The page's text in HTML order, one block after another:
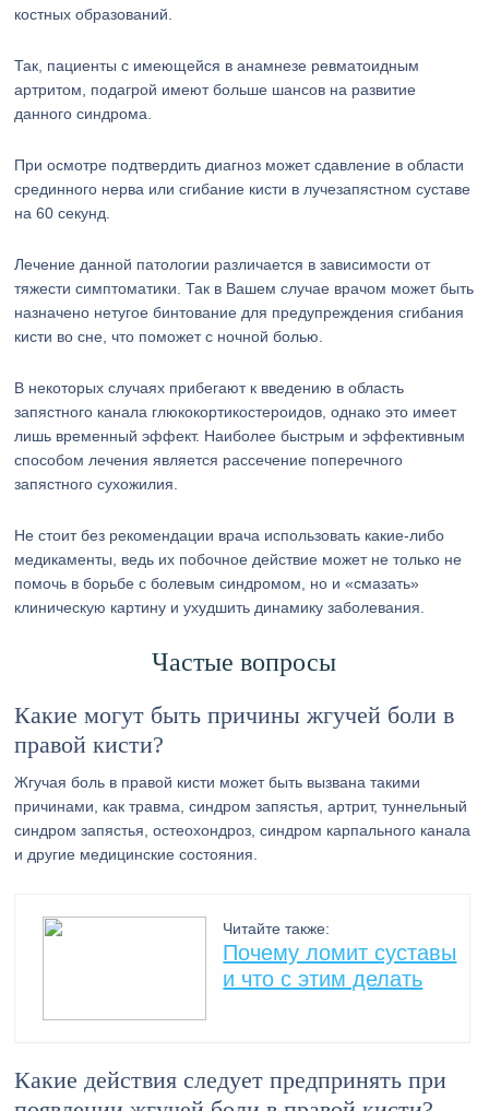
костных образований.
Так, пациенты с имеющейся в анамнезе ревматоидным
артритом, подагрой имеют больше шансов на развитие
данного синдрома.
При осмотре подтвердить диагноз может сдавление в области
срединного нерва или сгибание кисти в лучезапястном суставе
на 60 секунд.
Лечение данной патологии различается в зависимости от
тяжести симптоматики. Так в Вашем случае врачом может быть
назначено нетугое бинтование для предупреждения сгибания
кисти во сне, что поможет с ночной болью.
В некоторых случаях прибегают к введению в область
запястного канала глюкокортикостероидов, однако это имеет
лишь временный эффект. Наиболее быстрым и эффективным
способом лечения является рассечение поперечного
запястного сухожилия.
Не стоит без рекомендации врача использовать какие-либо
медикаменты, ведь их побочное действие может не только не
помочь в борьбе с болевым синдромом, но и «смазать»
клиническую картину и ухудшить динамику заболевания.
Частые вопросы
Какие могут быть причины жгучей боли в
правой кисти?
Жгучая боль в правой кисти может быть вызвана такими
причинами, как травма, синдром запястья, артрит, туннельный
синдром запястья, остеохондроз, синдром карпального канала
и другие медицинские состояния.
Читайте также:
Почему ломит суставы
и что с этим делать
Какие действия следует предпринять при